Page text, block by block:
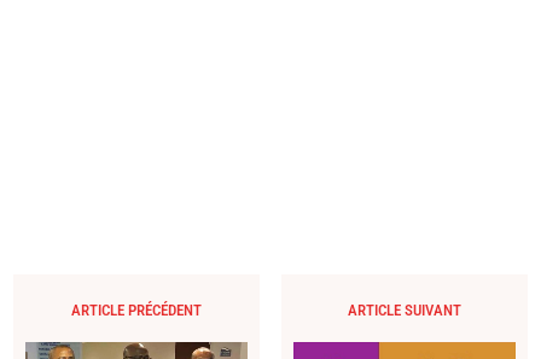
ARTICLE PRÉCÉDENT ARTICLE SUIVANT